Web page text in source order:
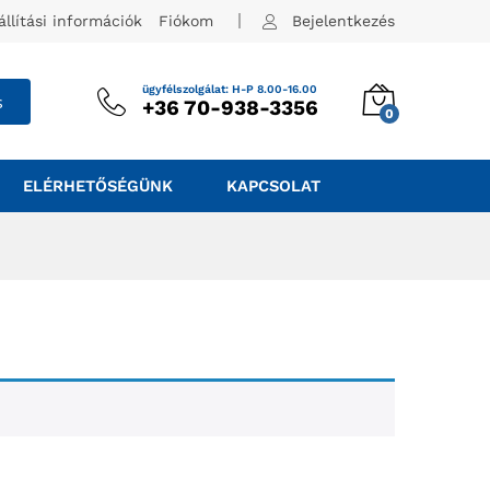
információk Fiókom Bejelentkezés
ügyfélszolgálat: H-P 8.00-16.00
+36 70-938-3356 0
ELÉRHETŐSÉGÜNK KAPCSOLAT